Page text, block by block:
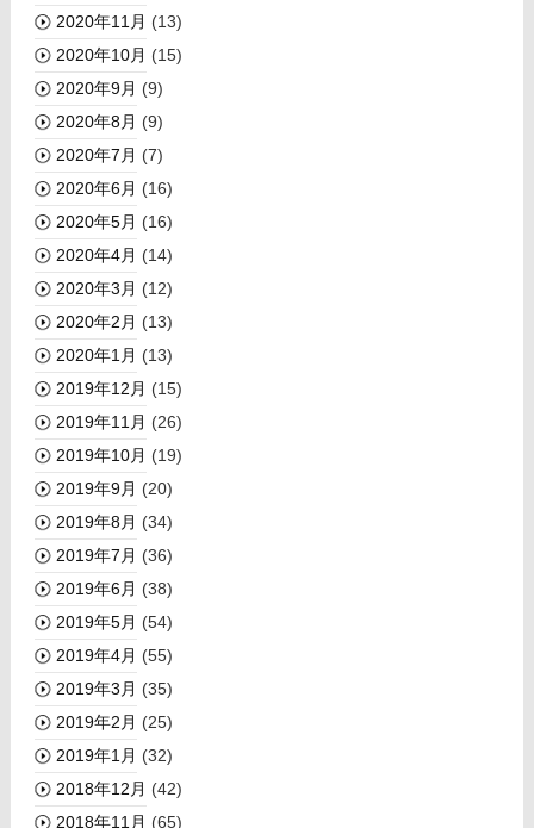
2020年11月 (13)
2020年10月 (15)
2020年9月 (9)
2020年8月 (9)
2020年7月 (7)
2020年6月 (16)
2020年5月 (16)
2020年4月 (14)
2020年3月 (12)
2020年2月 (13)
2020年1月 (13)
2019年12月 (15)
2019年11月 (26)
2019年10月 (19)
2019年9月 (20)
2019年8月 (34)
2019年7月 (36)
2019年6月 (38)
2019年5月 (54)
2019年4月 (55)
2019年3月 (35)
2019年2月 (25)
2019年1月 (32)
2018年12月 (42)
2018年11月 (65)